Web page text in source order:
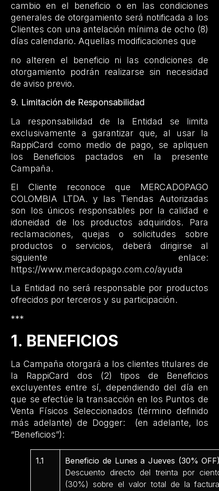
cambio en el beneficio o en las condiciones
generales de otorgamiento será notificada a los
Clientes con una antelación mínima de ocho (8)
días calendario. Aquellas modificaciones que
no alteren el beneficio ni las condiciones de
otorgamiento podrán realizarse sin necesidad
de aviso previo.
9. Limitación de Responsabilidad
La responsabilidad de la Entidad se limita
exclusivamente a garantizar que, al usar la
RappiCard como medio de pago, se apliquen
los Beneficios pactados en la presente
Campaña.
El Cliente reconoce que MERCADOPAGO
COLOMBIA LTDA. y las Tiendas Autorizadas
son los únicos responsables por la calidad e
idoneidad de los productos adquiridos. Para
reclamaciones, quejas o solicitudes sobre
productos o servicios, deberá dirigirse al
siguiente enlace:
https://www.mercadopago.com.co/ayuda
La Entidad no será responsable por productos
ofrecidos por terceros y su participación.
***
1. BENEFICIOS
La Campaña otorgará a los clientes titulares de
la RappiCard dos (2) tipos de Beneficios
excluyentes entre sí, dependiendo del día en
que se efectúe la transacción en los Puntos de
Venta Físicos Seleccionados (término definido
más adelante) de Dogger: (en adelante, los
“Beneficios”):
1.1
Beneficio de Lunes a Jueves (30%
Descuento directo del treinta por
(30%) sobre el valor total de la